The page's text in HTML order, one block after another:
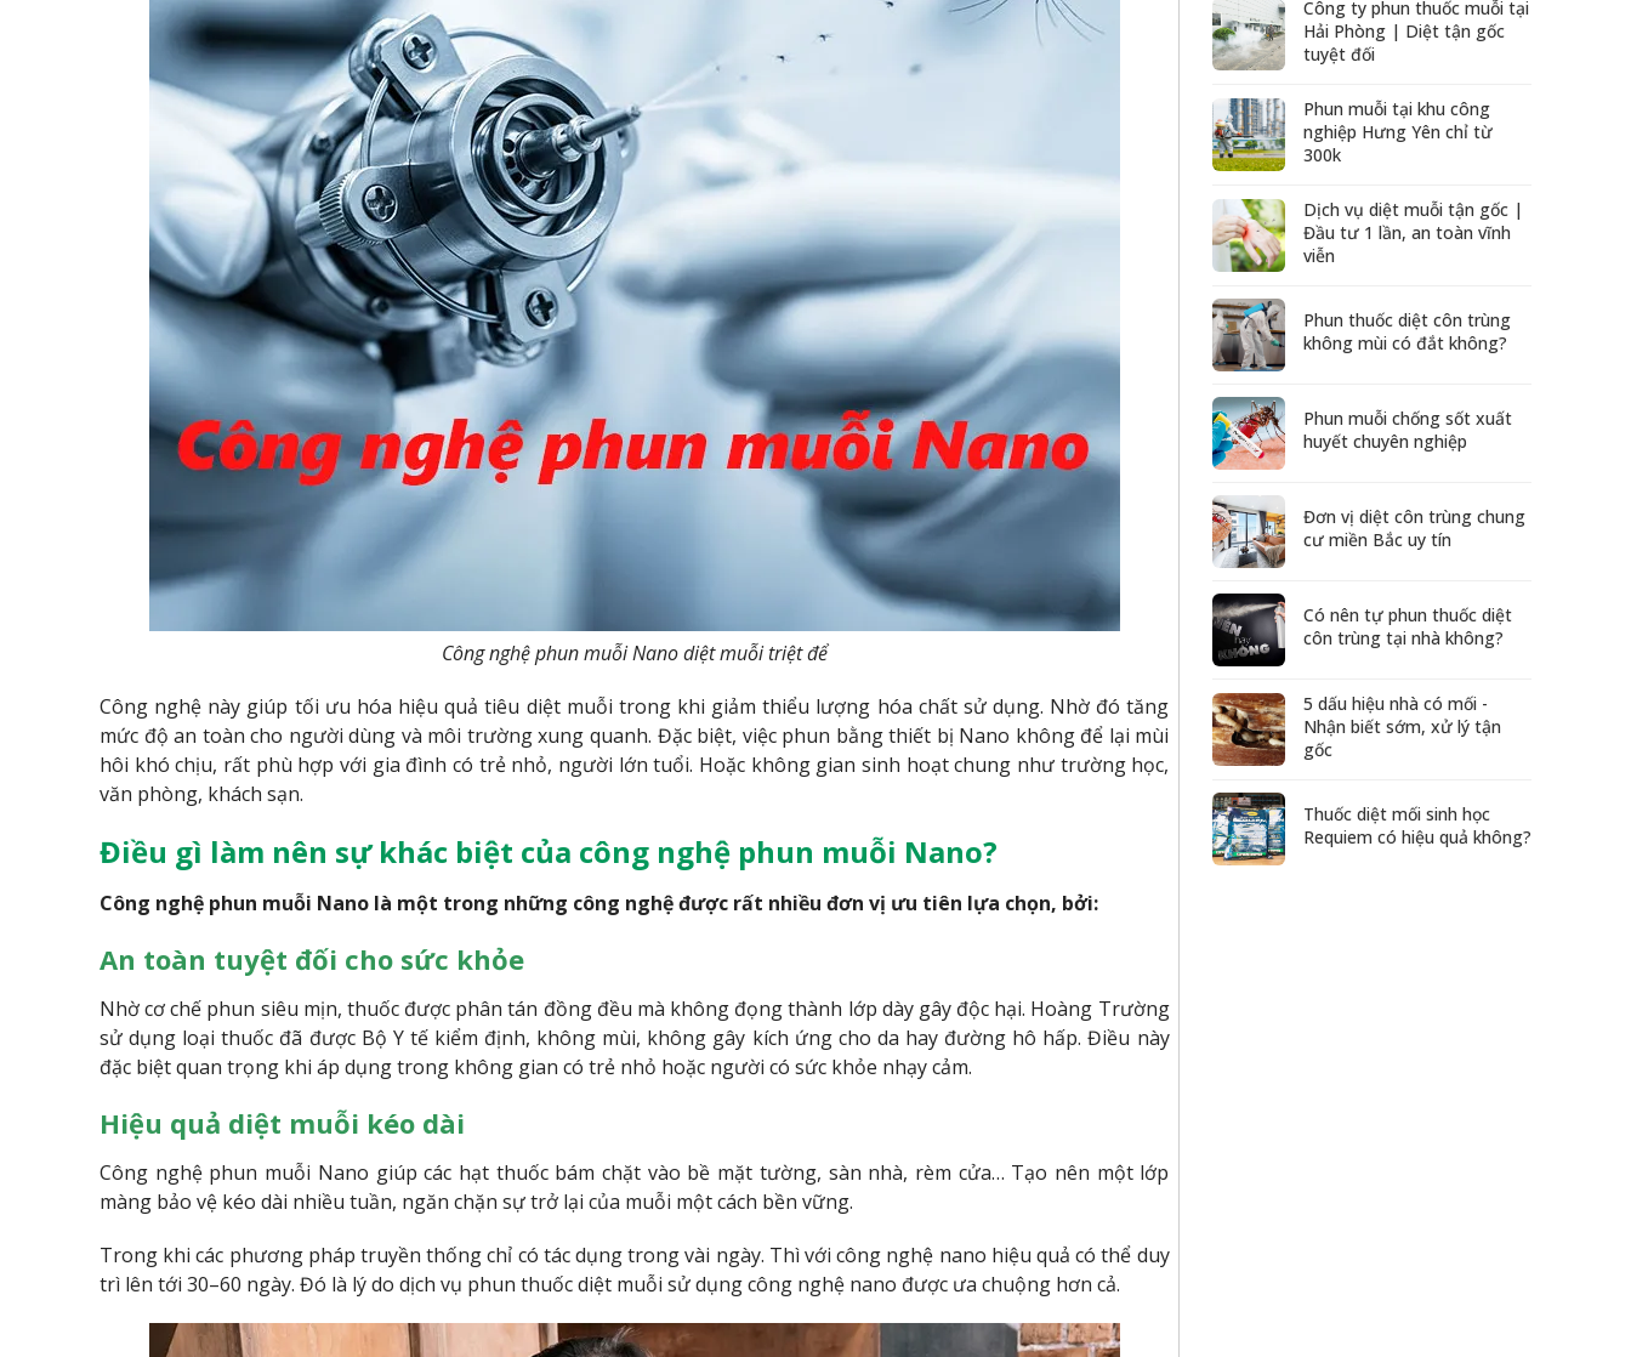
Công nghệ phun muỗi Nano diệt muỗi triệt để
Công nghệ này giúp tối ưu hóa hiệu quả tiêu diệt muỗi trong khi giảm thiểu lượng hóa chất sử dụng. Nhờ đó tăng
mức độ an toàn cho người dùng và môi trường xung quanh. Đặc biệt, việc phun bằng thiết bị Nano không để lại mùi
hôi khó chịu, rất phù hợp với gia đình có trẻ nhỏ, người lớn tuổi. Hoặc không gian sinh hoạt chung như trường học,
văn phòng, khách sạn.
Điều gì làm nên sự khác biệt của công nghệ phun muỗi Nano?
Công nghệ phun muỗi Nano là một trong những công nghệ được rất nhiều đơn vị ưu tiên lựa chọn, bởi:
An toàn tuyệt đối cho sức khỏe
Nhờ cơ chế phun siêu mịn, thuốc được phân tán đồng đều mà không đọng thành lớp dày gây độc hại. Hoàng Trường
sử dụng loại thuốc đã được Bộ Y tế kiểm định, không mùi, không gây kích ứng cho da hay đường hô hấp. Điều này
đặc biệt quan trọng khi áp dụng trong không gian có trẻ nhỏ hoặc người có sức khỏe nhạy cảm.
Hiệu quả diệt muỗi kéo dài
Công nghệ phun muỗi Nano giúp các hạt thuốc bám chặt vào bề mặt tường, sàn nhà, rèm cửa… Tạo nên một lớp
màng bảo vệ kéo dài nhiều tuần, ngăn chặn sự trở lại của muỗi một cách bền vững.
Trong khi các phương pháp truyền thống chỉ có tác dụng trong vài ngày. Thì với công nghệ nano hiệu quả có thể duy
trì lên tới 30–60 ngày. Đó là lý do dịch vụ phun thuốc diệt muỗi sử dụng công nghệ nano được ưa chuộng hơn cả.
Công ty phun thuốc muỗi tại
Hải Phòng | Diệt tận gốc
tuyệt đối
Phun muỗi tại khu công
nghiệp Hưng Yên chỉ từ
300k
Dịch vụ diệt muỗi tận gốc |
Đầu tư 1 lần, an toàn vĩnh
viễn
Phun thuốc diệt côn trùng
không mùi có đắt không?
Phun muỗi chống sốt xuất
huyết chuyên nghiệp
Đơn vị diệt côn trùng chung
cư miền Bắc uy tín
Có nên tự phun thuốc diệt
côn trùng tại nhà không?
5 dấu hiệu nhà có mối -
Nhận biết sớm, xử lý tận
gốc
Thuốc diệt mối sinh học
Requiem có hiệu quả không?